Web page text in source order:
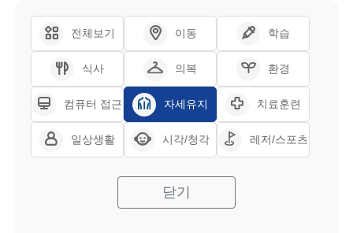
전체보기 이동 학습
식사 의복 환경
컴퓨터 접근 자세유지 치료훈련
일상생활 시각/청각 레저/스포츠
닫기